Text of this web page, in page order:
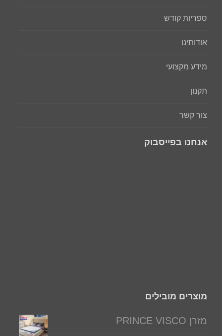
ספריות קודש
אודותינו
מידע מקצועי
תקנון
צור קשר
אנחנו בפייסבוק
מוצרים מובילים
מזרן PRINCE VISCO